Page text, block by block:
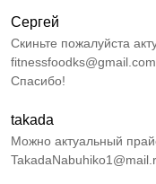
Сергей
Скиньте пожалуйста
fitnessfoodks@gmail.com
Спасибо!
takada
Можно актуальный